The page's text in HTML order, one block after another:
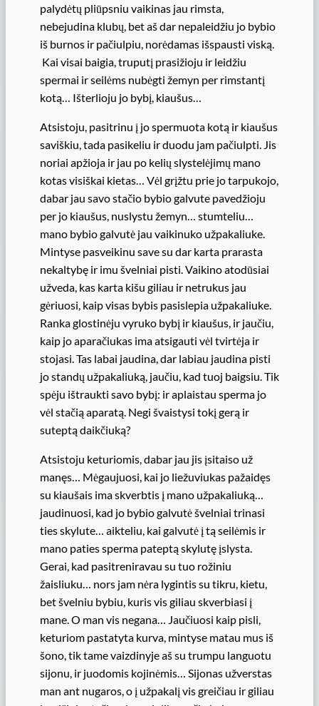
palydėtų pliūpsniu vaikinas jau rimsta,
nebejudina klubų, bet aš dar nepaleidžiu jo bybio
iš burnos ir pačiulpiu, norėdamas išspausti viską.
Kai visai baigia, truputį prasižioju ir leidžiu
spermai ir seilėms nubėgti žemyn per rimstantį
kotą… Išterlioju jo bybį, kiaušus…
Atsistoju, pasitrinu į jo spermuota kotą ir kiaušus
saviškiu, tada pasikeliu ir duodu jam pačiulpti. Jis
noriai apžioja ir jau po kelių slystelėjimų mano
kotas visiškai kietas… Vėl grįžtu prie jo tarpukojo,
dabar jau savo stačio bybio galvute pavedžioju
per jo kiaušus, nuslystu žemyn… stumteliu…
mano bybio galvutė jau vaikinuko užpakaliuke.
Mintyse pasveikinu save su dar karta prarasta
nekaltybę ir imu švelniai pisti. Vaikino atodūsiai
užveda, kas karta kišu giliau ir netrukus jau
gėriuosi, kaip visas bybis pasislepia užpakaliuke.
Ranka glostinėju vyruko bybį ir kiaušus, ir jaučiu,
kaip jo aparačiukas ima atsigauti vėl tvirtėja ir
stojasi. Tas labai jaudina, dar labiau jaudina pisti
jo standų užpakaliuką, jaučiu, kad tuoj baigsiu. Tik
spėju ištraukti savo bybį: ir aplaistau sperma jo
vėl stačią aparatą. Negi švaistysi tokį gerą ir
suteptą daikčiuką?
Atsistoju keturiomis, dabar jau jis įsitaiso už
manęs… Mėgaujuosi, kai jo liežuviukas pažaidęs
su kiaušais ima skverbtis į mano užpakaliuką…
jaudinuosi, kad jo bybio galvutė švelniai trinasi
ties skylute… aikteliu, kai galvutė į tą seilėmis ir
mano paties sperma pateptą skylutę įslysta.
Gerai, kad pasitreniravau su tuo rožiniu
žaisliuku… nors jam nėra lygintis su tikru, kietu,
bet švelniu bybiu, kuris vis giliau skverbiasi į
mane. O man vis negana… Jaučiuosi kaip pisli,
keturiom pastatyta kurva, mintyse matau mus iš
šono, tik tame vaizdinyje aš su trumpu languotu
sijonu, ir juodomis kojinėmis… Sijonas užverstas
man ant nugaros, o į užpakalį vis greičiau ir giliau